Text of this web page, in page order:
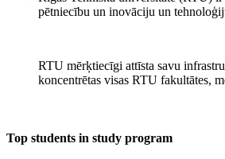
pētniecību un inovāciju un
RTU mērķtiecīgi attīsta savu
koncentrētas visas RTU fakultātes,
Top students in study program